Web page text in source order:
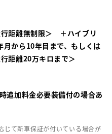
距離無制限＞ ＋ハイブリ
月から10年目まで、もしくは
距離20万キロまで＞
追加料金必要装備付の場合あ
じて新車保証が付いている場合が